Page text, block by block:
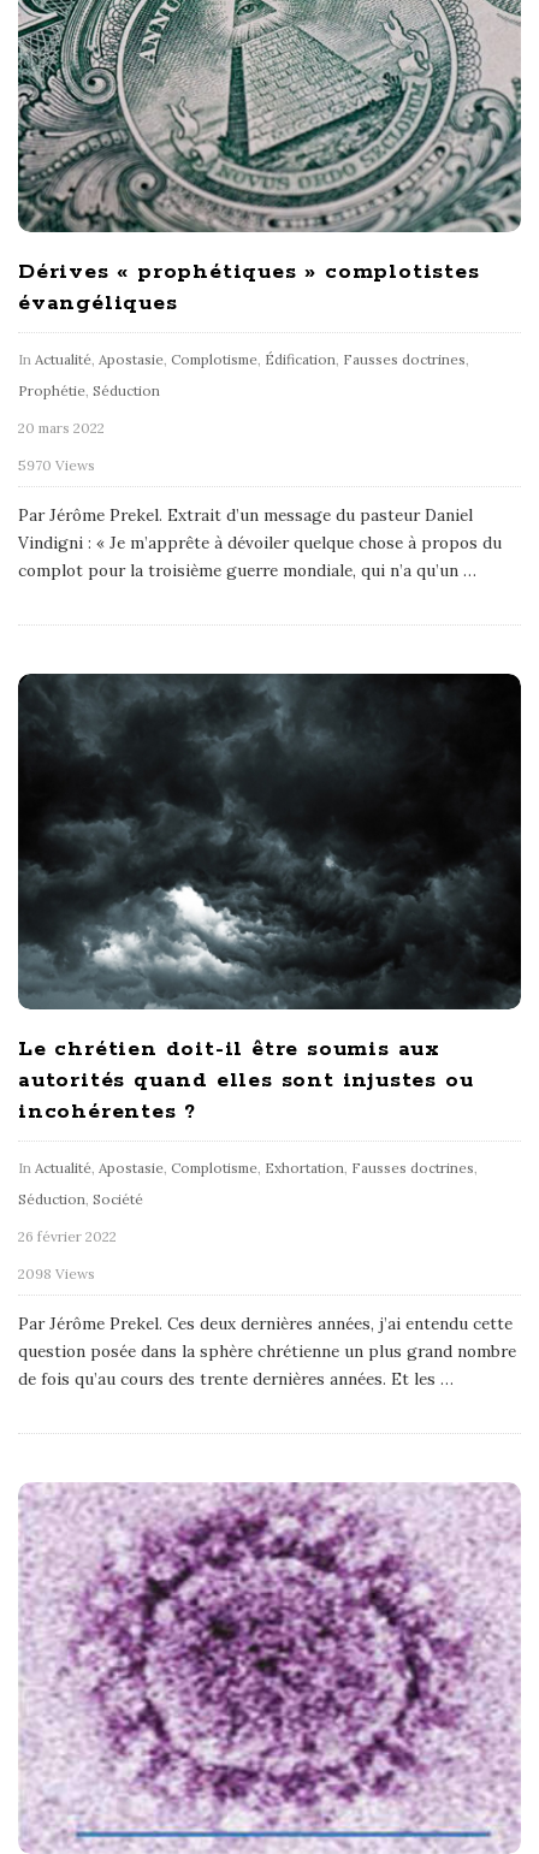
Dérives « prophétiques » complotistes
évangéliques
In Actualité Apostasie Complotisme Édification Fausses doctrines
Prophétie Séduction
20 mars 2022
5970 Views
Par Jérôme Prekel. Extrait d’un message du pasteur Daniel
Vindigni : « Je m’apprête à dévoiler quelque chose à propos du
complot pour la troisième guerre mondiale, qui n’a qu’un …
Le chrétien doit-il être soumis aux
autorités quand elles sont injustes ou
incohérentes ?
In Actualité Apostasie Complotisme Exhortation Fausses doctrines
Séduction Société
26 février 2022
2098 Views
Par Jérôme Prekel. Ces deux dernières années, j’ai entendu cette
question posée dans la sphère chrétienne un plus grand nombre
de fois qu’au cours des trente dernières années. Et les …